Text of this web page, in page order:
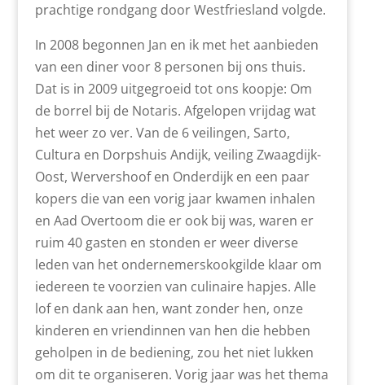
prachtige rondgang door Westfriesland volgde.
In 2008 begonnen Jan en ik met het aanbieden
van een diner voor 8 personen bij ons thuis.
Dat is in 2009 uitgegroeid tot ons koopje: Om
de borrel bij de Notaris. Afgelopen vrijdag wat
het weer zo ver. Van de 6 veilingen, Sarto,
Cultura en Dorpshuis Andijk, veiling Zwaagdijk-
Oost, Wervershoof en Onderdijk en een paar
kopers die van een vorig jaar kwamen inhalen
en Aad Overtoom die er ook bij was, waren er
ruim 40 gasten en stonden er weer diverse
leden van het ondernemerskookgilde klaar om
iedereen te voorzien van culinaire hapjes. Alle
lof en dank aan hen, want zonder hen, onze
kinderen en vriendinnen van hen die hebben
geholpen in de bediening, zou het niet lukken
om dit te organiseren. Vorig jaar was het thema